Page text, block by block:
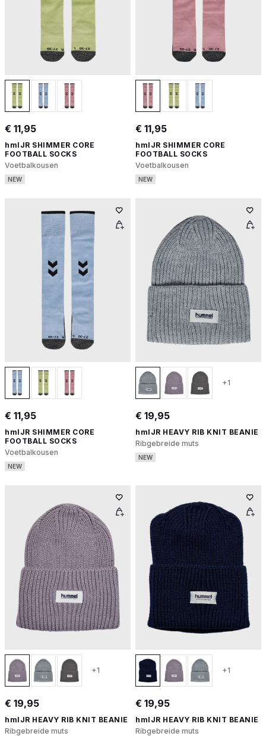
€ 11,95
hmlJR SHIMMER CORE
FOOTBALL SOCKS
Voetbalkousen
NEW
€ 11,95
hmlJR SHIMMER CORE
FOOTBALL SOCKS
Voetbalkousen
NEW
€ 11,95
hmlJR SHIMMER CORE
FOOTBALL SOCKS
Voetbalkousen
NEW
+1
€ 19,95
hmlJR HEAVY RIB KNIT BEANIE
Ribgebreide muts
NEW
+1
€ 19,95
hmlJR HEAVY RIB KNIT BEANIE
Ribgebreide muts
+1
€ 19,95
hmlJR HEAVY RIB KNIT BEANIE
Ribgebreide muts